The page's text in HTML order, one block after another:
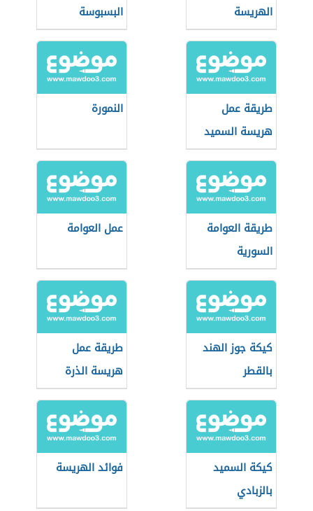
الهريسة
الدمياطي
البسبوسة
طريقة عمل
هريسة السميد
النمورة
طريقة العوامة
السورية
عمل العوامة
كيكة جوز الهند
بالقطر
طريقة عمل
هريسة الذرة
كيكة السميد
بالزبادي
فوائد الهريسة